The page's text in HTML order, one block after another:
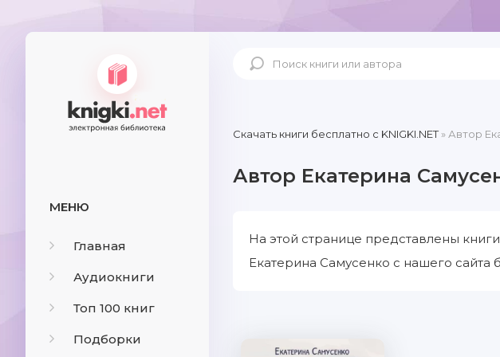
МЕНЮ
Главная
Аудиокниги
Топ 100 книг
Подборки
Скачать книги бесплатно c KNIGKI.NET» Автор
Автор Екатерина
На этой странице представлены
Екатерина Самусенко с нашего сайта